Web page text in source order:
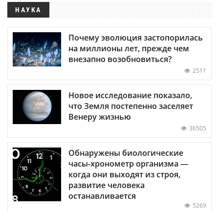
НАУКА
Почему эволюция застопорилась
на миллионы лет, прежде чем
внезапно возобновиться?
2511
Новое исследование показало,
что Земля постепенно заселяет
Венеру жизнью
36505
Обнаружены биологические
часы-хронометр организма —
когда они выходят из строя,
развитие человека
останавливается
5269